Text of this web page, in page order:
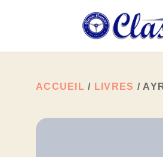
ACCUEIL / LIVRES /